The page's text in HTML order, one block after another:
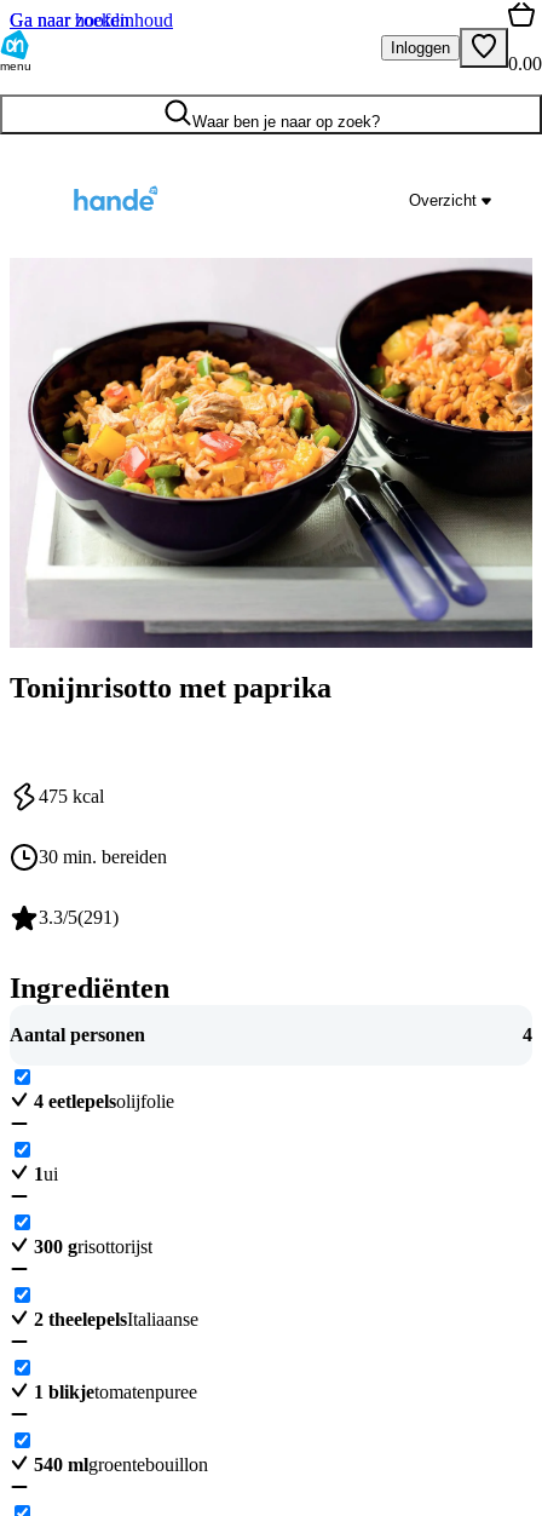
Ga naar hoofdinhoud
Ga naar zoeken
menu
Inloggen
0.00
Waar ben je naar op zoek?
Overzicht
Tonijnrisotto met paprika
475 kcal
30 min. bereiden
3.3/5(291)
Ingrediënten
Aantal personen 4
4 eetlepelsolijfolie
1ui
300 grisottorijst
2 theelepelsItaliaanse
1 blikjetomatenpuree
540 mlgroentebouillon